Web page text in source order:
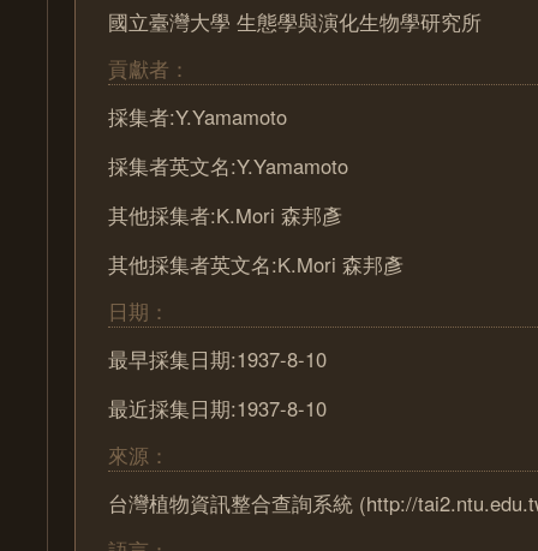
國立臺灣大學 生態學與演化生物學研究所
貢獻者：
採集者:Y.Yamamoto
採集者英文名:Y.Yamamoto
其他採集者:K.Mori 森邦彥
其他採集者英文名:K.Mori 森邦彥
日期：
最早採集日期:1937-8-10
最近採集日期:1937-8-10
來源：
台灣植物資訊整合查詢系統 (http://